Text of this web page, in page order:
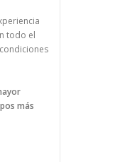
todo el
más